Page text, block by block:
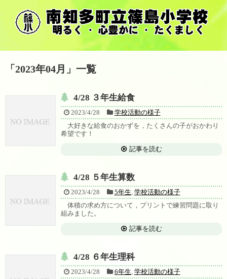
「 2023年04月 」 一覧
4/28 ３年生給食
2023/4/28
学校活動の様子
大好きな給食のおかずを，たくさんの子がおかわり
希望です！
記事を読む
4/28 ５年生算数
2023/4/28 5年生 学校活動の様子
体積の求め方について，プリントで練習問題に取り
組みました。
記事を読む
4/28 ６年生理科
2023/4/28 6年生 学校活動の様子